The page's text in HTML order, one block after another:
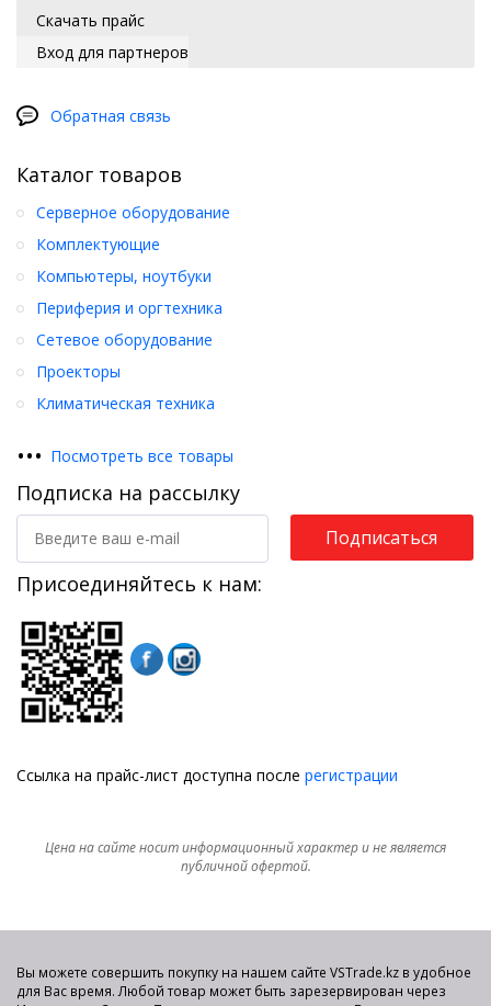
Скачать прайс
Вход для партнеров
Обратная связь
Каталог товаров
Серверное оборудование
Комплектующие
Компьютеры, ноутбуки
Периферия и оргтехника
Сетевое оборудование
Проекторы
Климатическая техника
••• Посмотреть все товары
Подписка на рассылку
Подписаться
Присоединяйтесь к нам:
Ссылка на прайс-лист доступна после регистрации
Цена на сайте носит информационный характер и не является
публичной офертой.
Вы можете совершить покупку на нашем сайте VSTrade.kz в удобное
для Вас время. Любой товар может быть зарезервирован через